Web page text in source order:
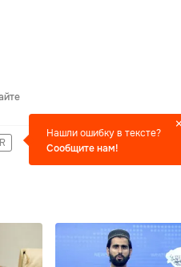
Нашли ошибку в тексте?
Сообщите нам!